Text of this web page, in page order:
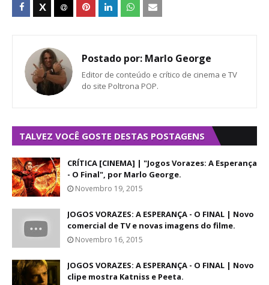
Postado por: Marlo George
Editor de conteúdo e crítico de cinema e TV
do site Poltrona POP.
TALVEZ VOCÊ GOSTE DESTAS POSTAGENS
CRÍTICA [CINEMA] | "Jogos Vorazes: A Esperança
- O Final", por Marlo George.
Novembro 19, 2015
JOGOS VORAZES: A ESPERANÇA - O FINAL | Novo
comercial de TV e novas imagens do filme.
Novembro 16, 2015
JOGOS VORAZES: A ESPERANÇA - O FINAL | Novo
clipe mostra Katniss e Peeta.